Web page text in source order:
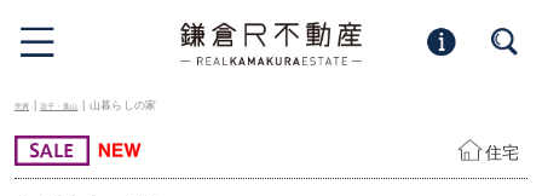
売買 |逗子・葉山 | 山暮らしの家
住宅